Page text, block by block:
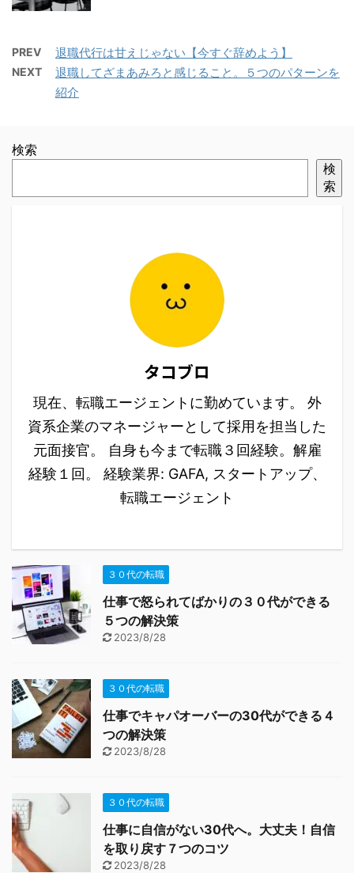
PREV 退職代行は甘えじゃない【今すぐ辞めよう】
NEXT
退職してざまあみろと感じること。５つのパターンを
紹介
検索
検
索
タコブロ
現在、転職エージェントに勤めています。 外
資系企業のマネージャーとして採用を担当した
元面接官。 自身も今まで転職３回経験。解雇
経験１回。 経験業界: GAFA, スタートアップ、
転職エージェント
３０代の転職
仕事で怒られてばかりの３０代ができる
５つの解決策
2023/8/28
３０代の転職
仕事でキャパオーバーの30代ができる４
つの解決策
2023/8/28
３０代の転職
仕事に自信がない30代へ。大丈夫！自信
を取り戻す７つのコツ
2023/8/28